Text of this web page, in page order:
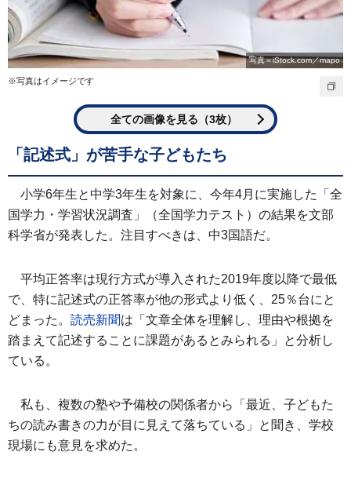
写真＝iStock.com／mapo
※写真はイメージです
全ての画像を見る（3枚）
「記述式」が苦手な子どもたち
小学6年生と中学3年生を対象に、今年4月に実施した「全
国学力・学習状況調査」（全国学力テスト）の結果を文部
科学省が発表した。注目すべきは、中3国語だ。
平均正答率は現行方式が導入された2019年度以降で最低
で、特に記述式の正答率が他の形式より低く、25％台にと
どまった。 読売新聞は「文章全体を理解し、理由や根拠を
踏まえて記述することに課題があるとみられる」と分析し
ている。
私も、複数の塾や予備校の関係者から「最近、子どもた
ちの読み書きの力が目に見えて落ちている」と聞き、学校
現場にも意見を求めた。